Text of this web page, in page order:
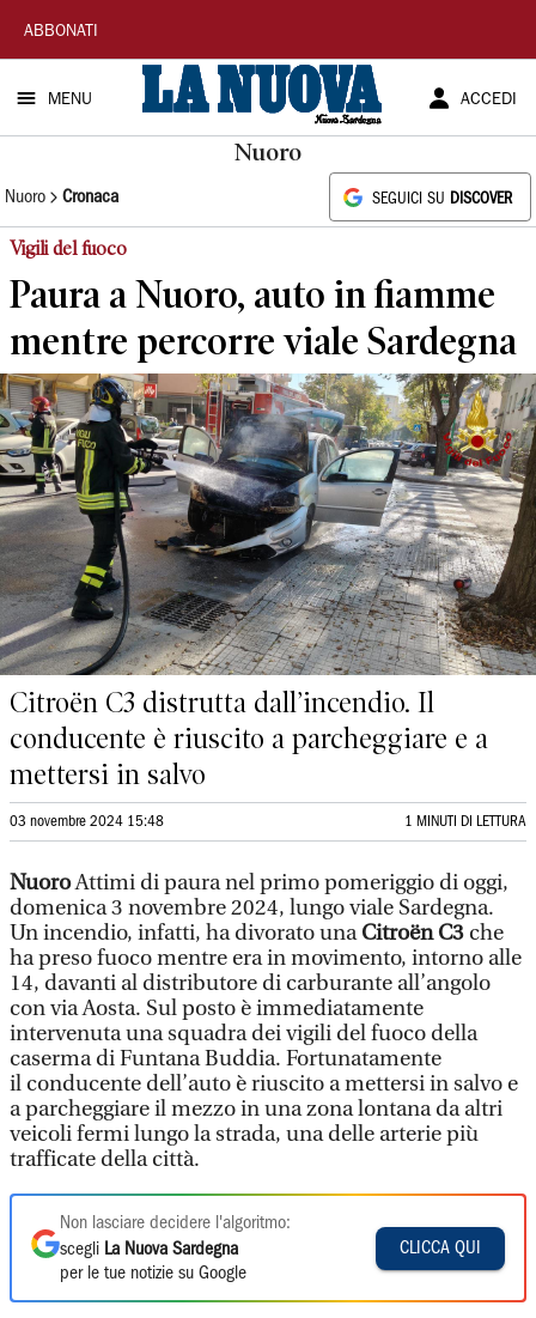
La
Nuova
Sardegna
ABBONATI
MENU ACCEDI
Nuoro
Nuoro Cronaca SEGUICI SU DISCOVER
Vigili del fuoco
Paura a Nuoro, auto in fiamme
mentre percorre viale Sardegna
Citroën C3 distrutta dall’incendio. Il
conducente è riuscito a parcheggiare e a
mettersi in salvo
03 novembre 2024 15:48 1 MINUTI DI LETTURA
NuoroAttimi di paura nel primo pomeriggio di oggi,
domenica 3 novembre 2024, lungo viale Sardegna.
Un incendio, infatti, ha divorato unaCitroën C3 che
ha preso fuoco mentre era in movimento, intorno alle
14, davanti al distributore di carburante all’angolo
con via Aosta. Sul posto è immediatamente
intervenuta una squadra dei vigili del fuoco della
caserma di Funtana Buddia. Fortunatamente
il conducente dell’auto è riuscito a mettersi in salvo e
a parcheggiare il mezzo in una zona lontana da altri
veicoli fermi lungo la strada, una delle arterie più
trafficate della città.
Non lasciare decidere l'algoritmo:
scegli La Nuova Sardegna
per le tue notizie su Google
CLICCA QUI